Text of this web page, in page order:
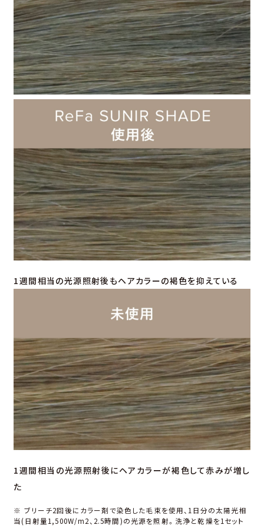
1週間相当の光源照射後もヘアカラーの褐色を抑えている
1週間相当の光源照射後にヘアカラーが褐色して赤みが増し
た
※ ブリーチ2回後にカラー剤で染⾊した⽑束を使⽤、1⽇分の太陽光相
当(⽇射量1,500W/m2、2.5時間)の光源を照射。洗浄と乾燥を1セット